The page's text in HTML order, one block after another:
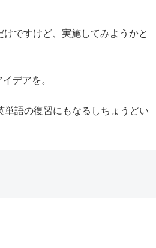
ですけど、実施してみようかと
デアを。
語の復習にもなるしちょうどい